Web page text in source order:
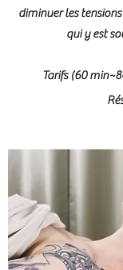
diminuer les
qui y est
Tarifs (60